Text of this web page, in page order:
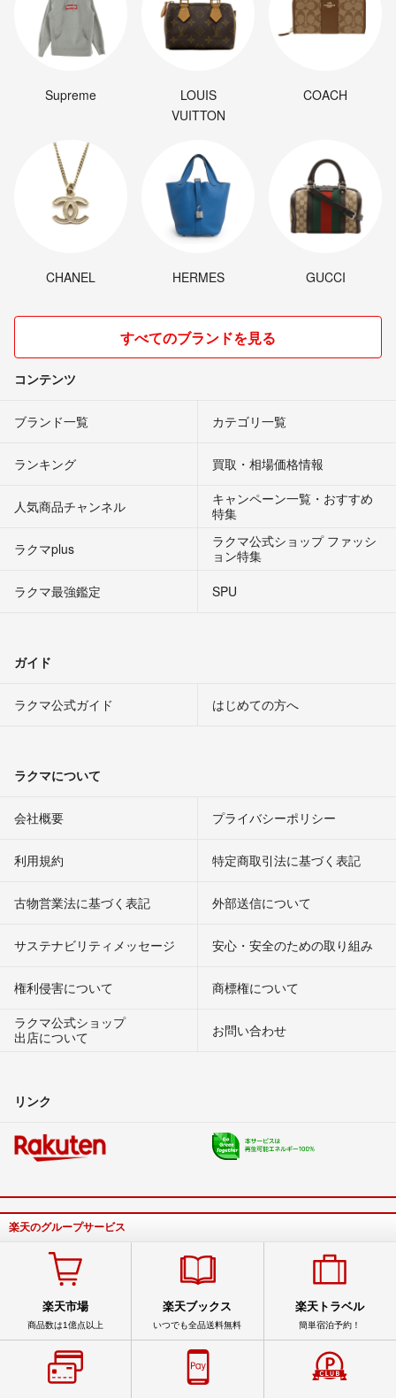
Supreme
LOUIS
VUITTON
COACH
CHANEL HERMES GUCCI
すべてのブランドを見る
コンテンツ
ブランド一覧 カテゴリ一覧
ランキング 買取・相場価格情報
人気商品チャンネル
キャンペーン一覧・おすすめ
特集
ラクマplus
ラクマ公式ショップ ファッシ
ョン特集
ラクマ最強鑑定
SPU
ガイド
ラクマ公式ガイド はじめての方へ
ラクマについて
会社概要 プライバシーポリシー
利用規約 特定商取引法に基づく表記
古物営業法に基づく表記 外部送信について
サステナビリティメッセージ 安心・安全のための取り組み
権利侵害について
商標権について
ラクマ公式ショップ
出店について
お問い合わせ
リンク
楽天のグループサービス
楽天市場
商品数は1億点以上
楽天ブックス
いつでも全品送料無料
楽天トラベル
簡単宿泊予約！